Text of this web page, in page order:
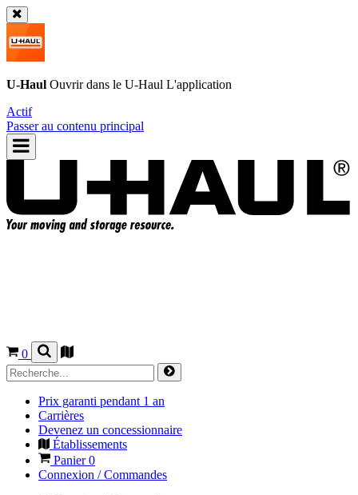
U-Haul Ouvrir dans le U-Haul L'application
Actif
Passer au contenu principal
0
Prix garanti pendant 1 an
Carrières
Devenez un concessionnaire
Établissements
Panier0
Connexion / Commandes